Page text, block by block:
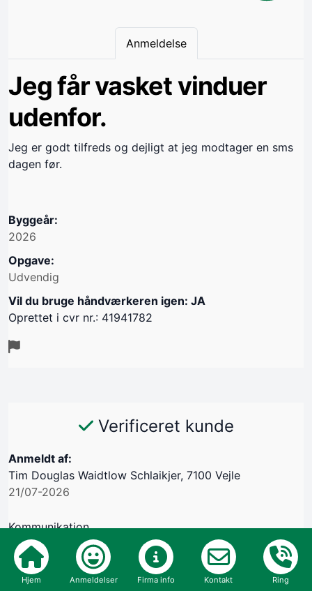
Anmeldelse
Jeg får vasket vinduer
udenfor.
Jeg er godt tilfreds og dejligt at jeg modtager en sms
dagen før.
Byggeår:
2026
Opgave:
Udvendig
Vil du bruge håndværkeren igen: JA
Oprettet i cvr nr.: 41941782
Verificeret kunde
Anmeldt af:
Tim Douglas Waidtlow Schlaikjer, 7100 Vejle
21/07-2026
Kommunikation
Aftale
Hjem Anmeldelser Firma info Kontakt Ring